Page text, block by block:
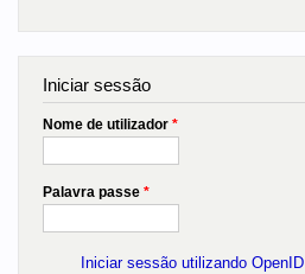
Iniciar sessão
Nome de utilizador *
Palavra passe *
Iniciar sessão utilizando OpenID